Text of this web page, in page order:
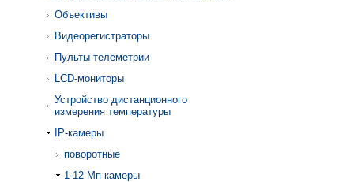
Объективы
Видеорегистраторы
Пульты телеметрии
LCD-мониторы
Устройство дистанционного
измерения температуры
IP-камеры
поворотные
1-12 Mп камеры